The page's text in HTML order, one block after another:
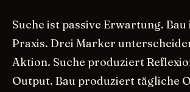
Suche ist passive Erwartung.
Praxis. Drei Marker
Aktion. Suche produziert
Output. Bau produziert tägliche